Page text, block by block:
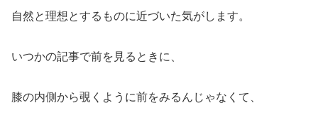
自然と理想とするものに近づいた気がします。
いつかの記事で前を見るときに、
膝の内側から覗くように前をみるんじゃなくて、